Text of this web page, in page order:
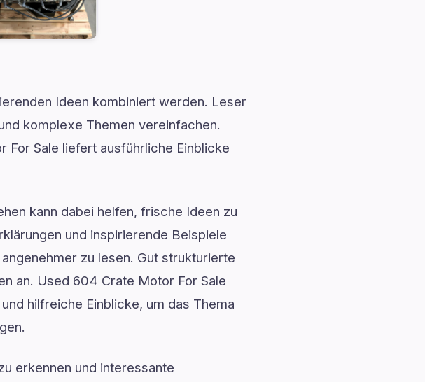
Ideen kombiniert werden. Leser
komplexe Themen vereinfachen.
For Sale liefert ausführliche Einblicke
kann dabei helfen, frische Ideen zu
und inspirierende Beispiele
zu lesen. Gut strukturierte
an. Used 604 Crate Motor For Sale
hilfreiche Einblicke, um das Thema
erkennen und interessante